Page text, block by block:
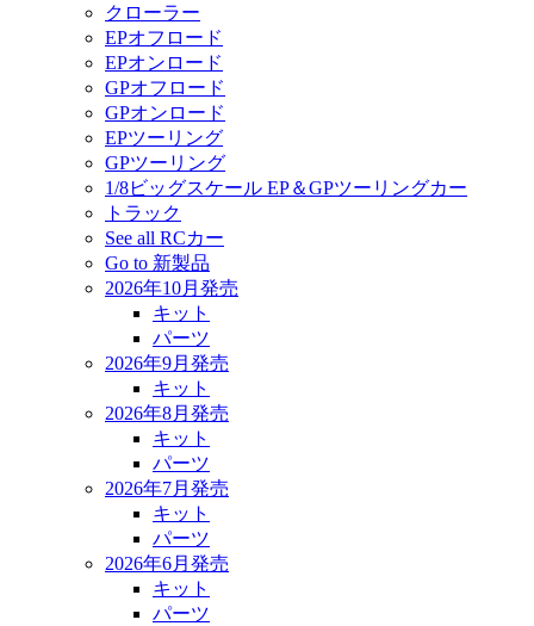
クローラー
EPオフロード
EPオンロード
GPオフロード
GPオンロード
EPツーリング
GPツーリング
1/8ビッグスケール EP＆GPツーリングカー
トラック
See all RCカー
Go to 新製品
2026年10月発売
キット
パーツ
2026年9月発売
キット
2026年8月発売
キット
パーツ
2026年7月発売
キット
パーツ
2026年6月発売
キット
パーツ